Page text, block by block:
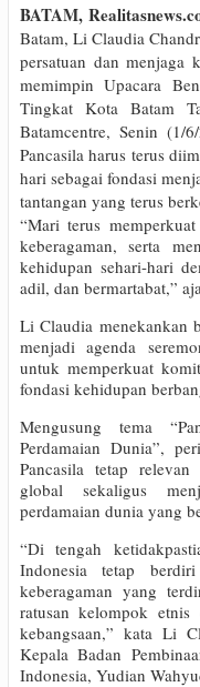
BATAM,
Batam, Li Claudia
persatuan dan menjaga
memimpin Upacara
Tingkat Kota Batam
Batamcentre, Senin (1/
Pancasila harus terus
hari sebagai fondasi
tantangan yang terus
“Mari terus
keberagaman, serta
kehidupan sehari-hari
adil, dan bermartabat,”
Li Claudia menekankan
menjadi agenda
untuk memperkuat
fondasi kehidupan
Mengusung tema
Perdamaian Dunia”,
Pancasila tetap
global sekaligus
perdamaian dunia yang
“Di tengah
Indonesia tetap
keberagaman yang
ratusan kelompok etnis
kebangsaan,” kata Li
Kepala Badan
Indonesia, Yudian